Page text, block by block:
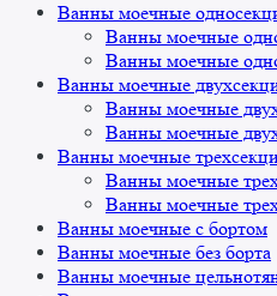
Ванны моечные
Ванны моечные
Ванны моечные
Ванны моечные
Ванны моечные
Ванны моечные
Ванны моечные
Ванны моечные
Ванны моечные
Ванны моечные с бортом
Ванны моечные без борта
Ванны моечные